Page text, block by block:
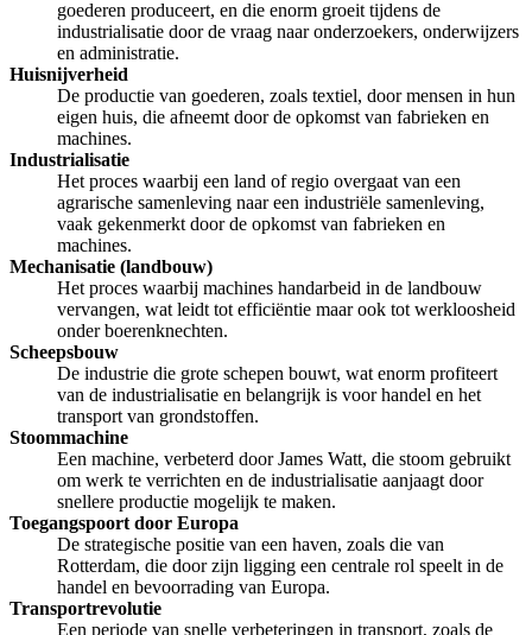
goederen produceert, en die enorm groeit tijdens de
industrialisatie door de vraag naar onderzoekers, onderwijzers
en administratie.
Huisnijverheid
De productie van goederen, zoals textiel, door mensen in hun
eigen huis, die afneemt door de opkomst van fabrieken en
machines.
Industrialisatie
Het proces waarbij een land of regio overgaat van een
agrarische samenleving naar een industriële samenleving,
vaak gekenmerkt door de opkomst van fabrieken en
machines.
Mechanisatie (landbouw)
Het proces waarbij machines handarbeid in de landbouw
vervangen, wat leidt tot efficiëntie maar ook tot werkloosheid
onder boerenknechten.
Scheepsbouw
De industrie die grote schepen bouwt, wat enorm profiteert
van de industrialisatie en belangrijk is voor handel en het
transport van grondstoffen.
Stoommachine
Een machine, verbeterd door James Watt, die stoom gebruikt
om werk te verrichten en de industrialisatie aanjaagt door
snellere productie mogelijk te maken.
Toegangspoort door Europa
De strategische positie van een haven, zoals die van
Rotterdam, die door zijn ligging een centrale rol speelt in de
handel en bevoorrading van Europa.
Transportrevolutie
Een periode van snelle verbeteringen in transport, zoals de